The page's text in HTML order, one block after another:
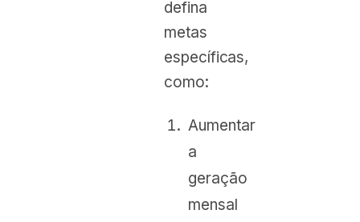
defina
metas
específicas,
como:
Aumentar
a
geração
mensal